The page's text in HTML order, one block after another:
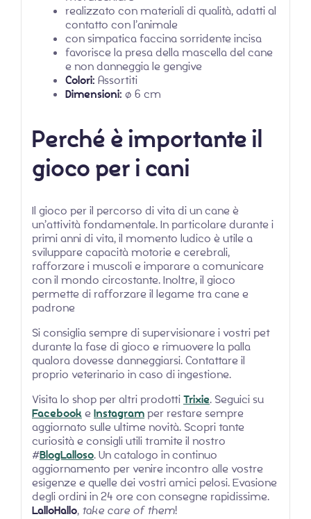
realizzato con materiali di qualità, adatti al
contatto con l’animale
con simpatica faccina sorridente incisa
favorisce la presa della mascella del cane
e non danneggia le gengive
Colori: Assortiti
Dimensioni: ø 6 cm
Perché è importante il
gioco per i cani
Il gioco per il percorso di vita di un cane è
un’attività fondamentale. In particolare durante i
primi anni di vita, il momento ludico è utile a
sviluppare capacità motorie e cerebrali,
rafforzare i muscoli e imparare a comunicare
con il mondo circostante. Inoltre, il gioco
permette di rafforzare il legame tra cane e
padrone
Si consiglia sempre di supervisionare i vostri pet
durante la fase di gioco e rimuovere la palla
qualora dovesse danneggiarsi. Contattare il
proprio veterinario in caso di ingestione.
Visita lo shop per altri prodottiTrixie. Seguici su
Facebooke Instagramper restare sempre
aggiornato sulle ultime novità. Scopri tante
curiosità e consigli utili tramite il nostro
#BlogLalloso. Un catalogo in continuo
aggiornamento per venire incontro alle vostre
esigenze e quelle dei vostri amici pelosi. Evasione
degli ordini in 24 ore con consegne rapidissime.
LalloHallo, take care of them!